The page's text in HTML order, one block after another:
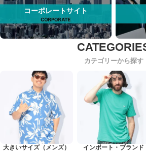
コーポレートサイト
カテゴリーから探す
大きいサイズ（メンズ） インポート・ブランド